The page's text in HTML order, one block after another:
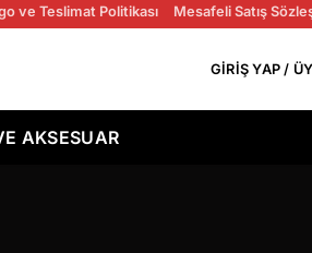
ÖZEL TÜM SIPARIŞLERDE ÜCRETSIZ
ve Teslimat Politikası Mesafeli Satış
GIRIŞ YAP /
AKSESUAR